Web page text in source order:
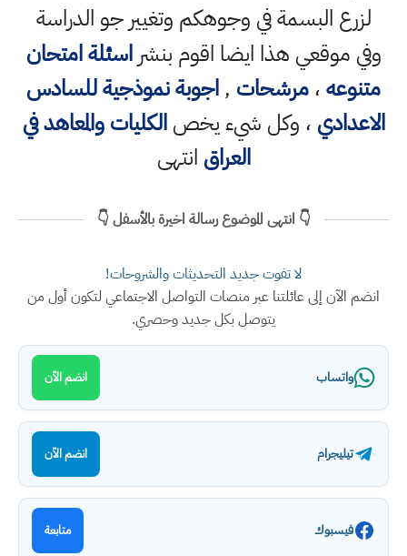
لزرع البسمة في وجوهكم وتغيير جو الدراسة
وفي موقعي هذا ايضا اقوم بنشراسئلة امتحان
متنوعه،مرشحات ,اجوبة نموذجية للسادس
الاعدادي ، وكل شيء يخصالكليات والمعاهد في
العراق انتهى
👇 انتهى الموضوع رسالة اخيرة بالأسفل 👇
لا تفوت جديد التحديثات والشروحات!
انضم الآن إلى عائلتنا عبر منصات التواصل الاجتماعي لتكون أول من
يتوصل بكل جديد وحصري.
واتساب انضم الآن
تيليجرام انضم الآن
فيسبوك متابعة